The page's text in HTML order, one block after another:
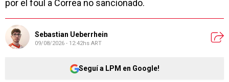
por el foul a Correa no sancionado.
Sebastian Ueberrhein
09/08/2026 - 12:42hs ART
Seguí a LPM en Google!